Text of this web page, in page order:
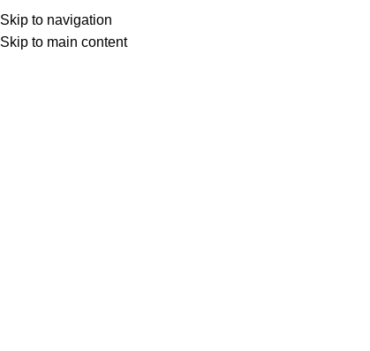
Skip to navigation
Skip to main content